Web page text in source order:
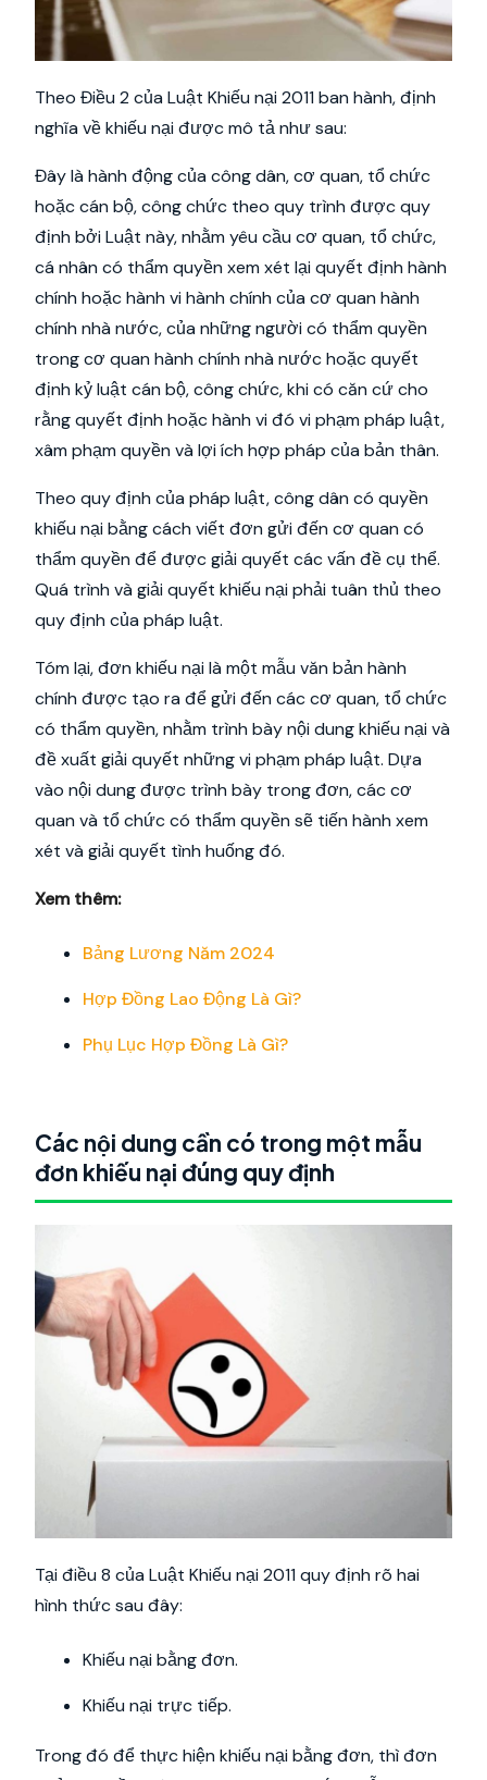
Theo Điều 2 của Luật Khiếu nại 2011 ban hành, định
nghĩa về khiếu nại được mô tả như sau:
Đây là hành động của công dân, cơ quan, tổ chức
hoặc cán bộ, công chức theo quy trình được quy
định bởi Luật này, nhằm yêu cầu cơ quan, tổ chức,
cá nhân có thẩm quyền xem xét lại quyết định hành
chính hoặc hành vi hành chính của cơ quan hành
chính nhà nước, của những người có thẩm quyền
trong cơ quan hành chính nhà nước hoặc quyết
định kỷ luật cán bộ, công chức, khi có căn cứ cho
rằng quyết định hoặc hành vi đó vi phạm pháp luật,
xâm phạm quyền và lợi ích hợp pháp của bản thân.
Theo quy định của pháp luật, công dân có quyền
khiếu nại bằng cách viết đơn gửi đến cơ quan có
thẩm quyền để được giải quyết các vấn đề cụ thể.
Quá trình và giải quyết khiếu nại phải tuân thủ theo
quy định của pháp luật.
Tóm lại, đơn khiếu nại là một mẫu văn bản hành
chính được tạo ra để gửi đến các cơ quan, tổ chức
có thẩm quyền, nhằm trình bày nội dung khiếu nại và
đề xuất giải quyết những vi phạm pháp luật. Dựa
vào nội dung được trình bày trong đơn, các cơ
quan và tổ chức có thẩm quyền sẽ tiến hành xem
xét và giải quyết tình huống đó.
Xem thêm:
Bảng Lương Năm 2024
Hợp Đồng Lao Động Là Gì?
Phụ Lục Hợp Đồng Là Gì?
Các nội dung cần có trong một mẫu
đơn khiếu nại đúng quy định
Tại điều 8 của Luật Khiếu nại 2011 quy định rõ hai
hình thức sau đây:
Khiếu nại bằng đơn.
Khiếu nại trực tiếp.
Trong đó để thực hiện khiếu nại bằng đơn, thì đơn